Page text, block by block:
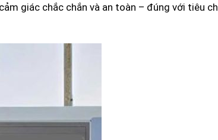
giác chắc chắn và an toàn – đúng với tiêu